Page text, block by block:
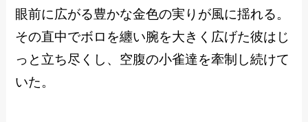
眼前に広がる豊かな金色の実りが風に揺れる。
その直中でボロを纏い腕を大きく広げた彼はじ
っと立ち尽くし、空腹の小雀達を牽制し続けて
いた。